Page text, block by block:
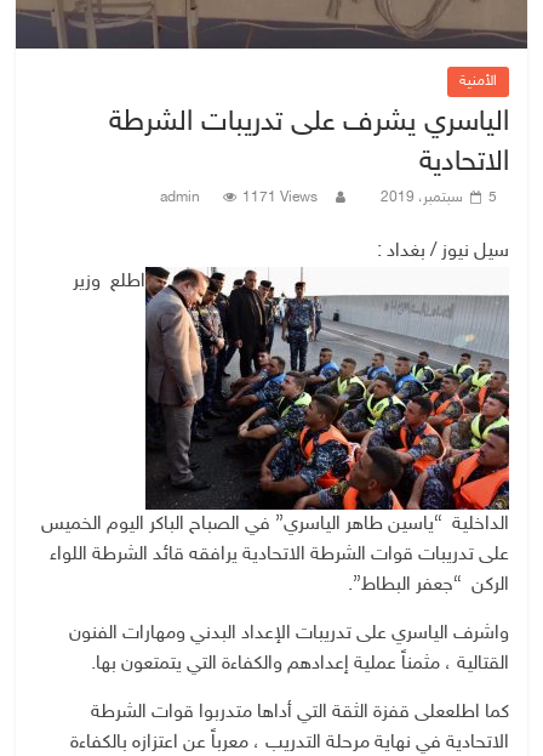
الأمنية
الياسري يشرف على تدريبات الشرطة
الاتحادية
5 سبتمبر، 2019 admin 1171 Views
سيل نيوز / بغداد :
اطلع وزير
الداخلية “ياسين طاهر الياسري” في الصباح الباكر اليوم الخميس
على تدريبات قوات الشرطة الاتحادية يرافقه قائد الشرطة اللواء
الركن “جعفر البطاط”.
واشرف الياسري على تدريبات الإعداد البدني ومهارات الفنون
القتالية ، مثمناً عملية إعدادهم والكفاءة التي يتمتعون بها.
كما اطلععلى قفزة الثقة التي أداها متدربوا قوات الشرطة
الاتحادية في نهاية مرحلة التدريب ، معرباً عن اعتزازه بالكفاءة